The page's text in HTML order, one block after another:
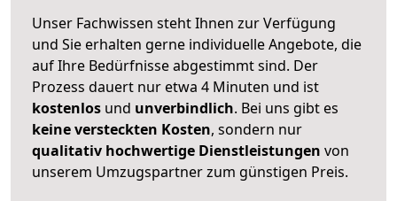
Unser Fachwissen steht Ihnen zur Verfügung
und Sie erhalten gerne individuelle Angebote, die
auf Ihre Bedürfnisse abgestimmt sind. Der
Prozess dauert nur etwa 4 Minuten und ist
kostenlos und unverbindlich. Bei uns gibt es
keine versteckten Kosten, sondern nur
qualitativ hochwertige Dienstleistungen von
unserem Umzugspartner zum günstigen Preis.